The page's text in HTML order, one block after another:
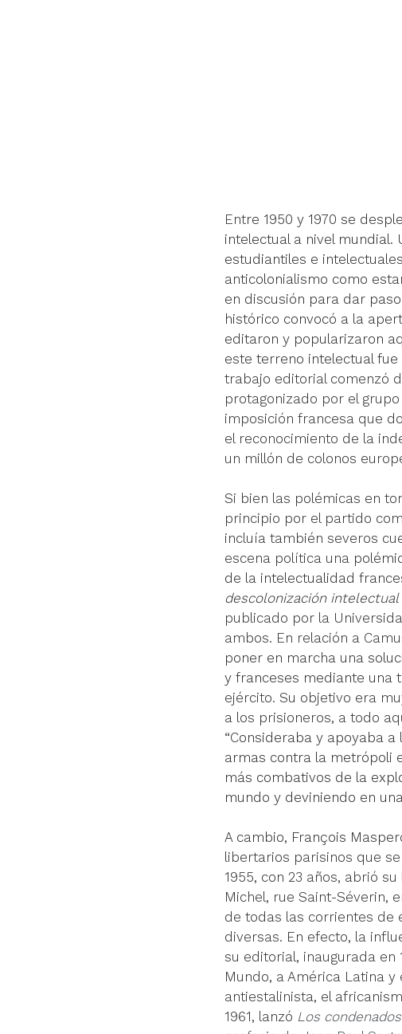
Entre 1950 y 1970 se
intelectual a nivel mundial.
estudiantiles e
anticolonialismo como
en discusión para dar
histórico convocó a la
editaron y popularizaron
este terreno intelectual fue
trabajo editorial comenzó
protagonizado por el
imposición francesa que
el reconocimiento de la
un millón de colonos
Si bien las polémicas en
principio por el partido
incluía también severos
escena política una
de la intelectualidad
descolonización
publicado por la
ambos. En relación a
poner en marcha una
y franceses mediante una
ejército. Su objetivo era
a los prisioneros, a todo
“Consideraba y apoyaba a
armas contra la metrópoli
más combativos de la
mundo y deviniendo en
A cambio, François
libertarios parisinos que
1955, con 23 años, abrió
Michel, rue Saint-Séverin,
de todas las corrientes de
diversas. En efecto, la
su editorial, inaugurada en
Mundo, a América Latina y
antiestalinista, el
1961, lanzó Los